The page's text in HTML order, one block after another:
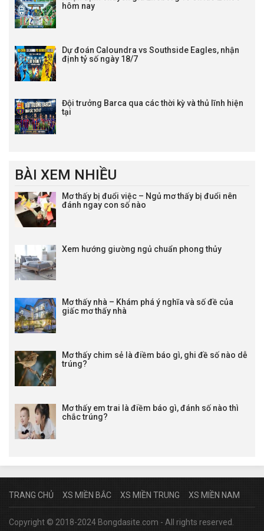
hôm nay
Dự đoán Caloundra vs Southside Eagles, nhận
định tỷ số ngày 18/7
Đội trưởng Barca qua các thời kỳ và thủ lĩnh hiện
tại
BÀI XEM NHIỀU
Mơ thấy bị đuổi việc – Ngủ mơ thấy bị đuổi nên
đánh ngay con số nào
Xem hướng giường ngủ chuẩn phong thủy
Mơ thấy nhà – Khám phá ý nghĩa và số đề của
giấc mơ thấy nhà
Mơ thấy chim sẻ là điềm báo gì, ghi đề số nào dễ
trúng?
Mơ thấy em trai là điềm báo gì, đánh số nào thì
chắc trúng?
TRANG CHỦ XS MIỀN BẮC XS MIỀN TRUNG XS MIỀN NAM
Copyright © 2018-2024 Bongdasite.com - All rights reserved.